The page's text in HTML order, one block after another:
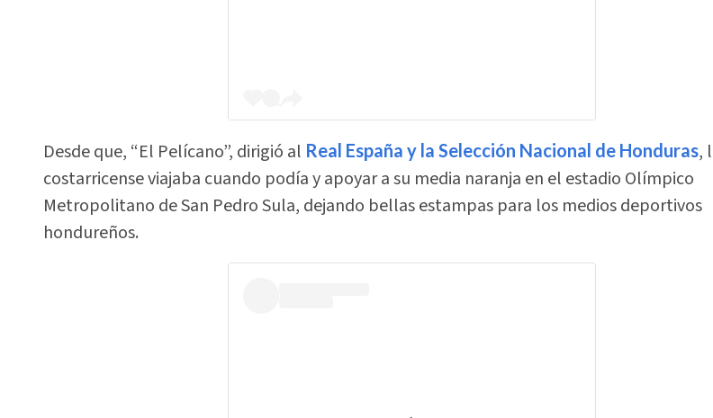
Desde que, “El Pelícano”, dirigió al Real España y la Selección Nacional de Honduras,
costarricense viajaba cuando podía y apoyar a su media naranja en el estadio Olímpico
Metropolitano de San Pedro Sula, dejando bellas estampas para los medios deportivos
hondureños.